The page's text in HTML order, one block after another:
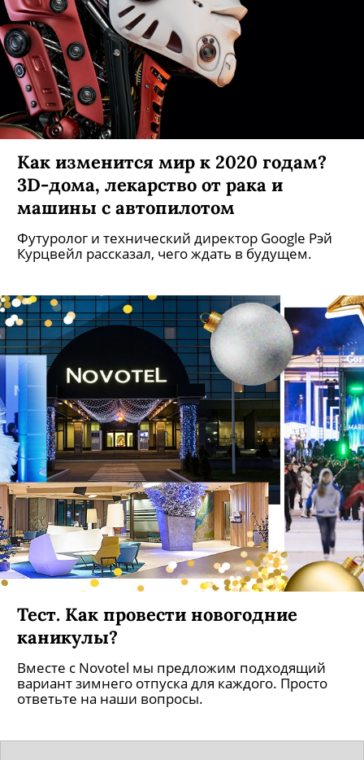
Как изменится мир к 2020 годам?
3D-дома, лекарство от рака и
машины с автопилотом
Футуролог и технический директор Google Рэй
Курцвейл рассказал, чего ждать в будущем.
Тест. Как провести новогодние
каникулы?
Вместе с Novotel мы предложим подходящий
вариант зимнего отпуска для каждого. Просто
ответьте на наши вопросы.